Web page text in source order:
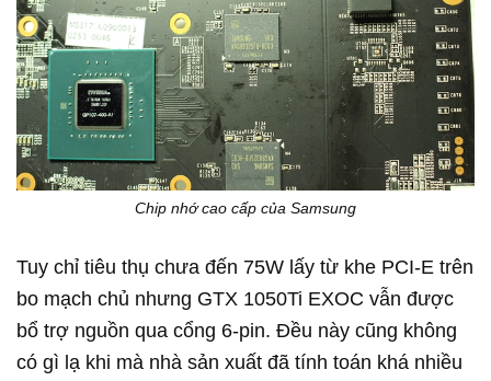
Chip nhớ cao cấp của Samsung
Tuy chỉ tiêu thụ chưa đến 75W lấy từ khe PCI-E trên
bo mạch chủ nhưng GTX 1050Ti EXOC vẫn được
bổ trợ nguồn qua cổng 6-pin. Đều này cũng không
có gì lạ khi mà nhà sản xuất đã tính toán khá nhiều